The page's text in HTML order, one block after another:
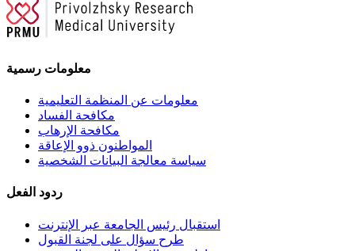
معلومات رسمية
معلومات عن المنظمة التعليمية
مكافحة الفساد
مكافحة الإرهاب
المواطنون ذوو الإعاقة
سياسة معالجة البيانات الشخصية
ردود الفعل
استقبال رئيس الجامعة عبر الإنترنت
طرح سؤال على لجنة القبول